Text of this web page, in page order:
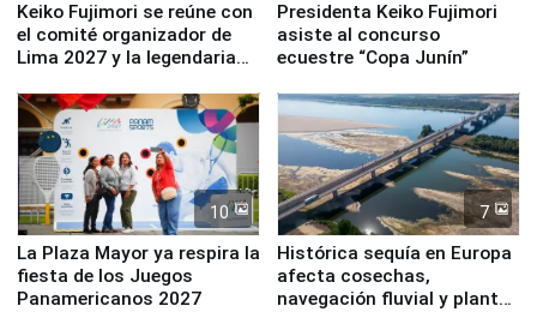
Keiko Fujimori se reúne con
el comité organizador de
Lima 2027 y la legendaria
Presidenta Keiko Fujimori
asiste al concurso
ecuestre “Copa Junín”
10
La Plaza Mayor ya respira la
fiesta de los Juegos
Panamericanos 2027
7
Histórica sequía en Europa
afecta cosechas,
navegación fluvial y plantas